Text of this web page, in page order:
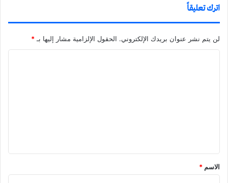
اترك تعليقاً
لن يتم نشر عنوان بريدك الإلكتروني. الحقول الإلزامية مشار إليها بـ*
الاسم *